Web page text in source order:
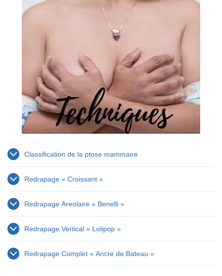
Classification de la ptose mammaire
Redrapage « Croissant »
Redrapage Areolaire « Benelli »
Redrapage Vertical « Lolipop »
Redrapage Complet « Ancre de Bateau »